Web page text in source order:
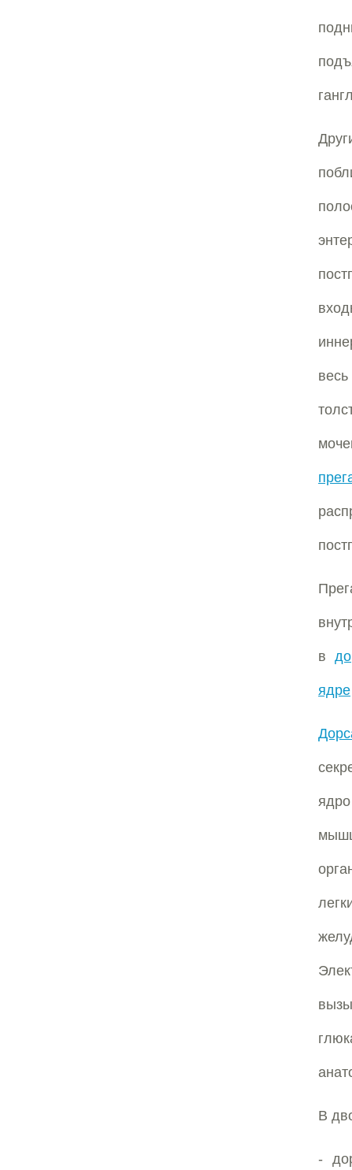
весь
в
ядре
В
-